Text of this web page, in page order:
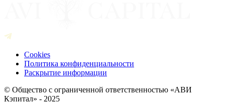
Cookies
Политика конфиденциальности
Раскрытие информации
© Общество с ограниченной ответственностью «АВИ
Кэпитал» - 2025